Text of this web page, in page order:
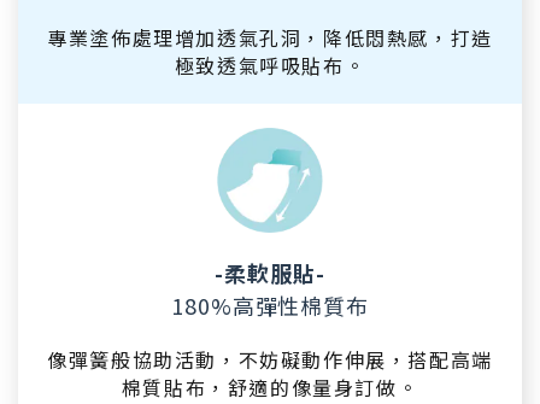
專業塗佈處理增加透氣孔洞，降低悶熱感，打造
極致透氣呼吸貼布。
-柔軟服貼-
180%高彈性棉質布
像彈簧般協助活動，不妨礙動作伸展，搭配高端
棉質貼布，舒適的像量身訂做。